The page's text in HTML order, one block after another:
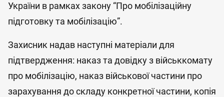
України в рамках закону “Про мобілізаційну
підготовку та мобілізацію”.
Захисник надав наступні матеріали для
підтвердження: наказ та довідку з військкомату
про мобілізацію, наказ військової частини про
зарахування до складу конкретної частини, копія